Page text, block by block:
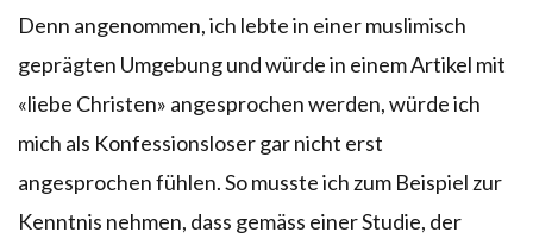
Denn angenommen, ich lebte in einer muslimisch
geprägten Umgebung und würde in einem Artikel mit
«liebe Christen» angesprochen werden, würde ich
mich als Konfessionsloser gar nicht erst
angesprochen fühlen. So musste ich zum Beispiel zur
Kenntnis nehmen, dass gemäss einer Studie, der